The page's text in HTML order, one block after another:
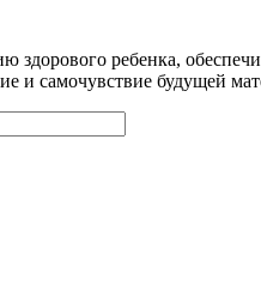
здорового ребенка,
и самочувствие будущей